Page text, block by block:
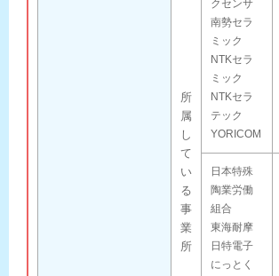
所
属
し
て
い
る
事
業
所
クセンサ
南勢セラ
ミック
NTKセラ
ミック
NTKセラ
テック
YORICOM
日本特殊
陶業労働
組合
東海耐摩
日特電子
にっとく